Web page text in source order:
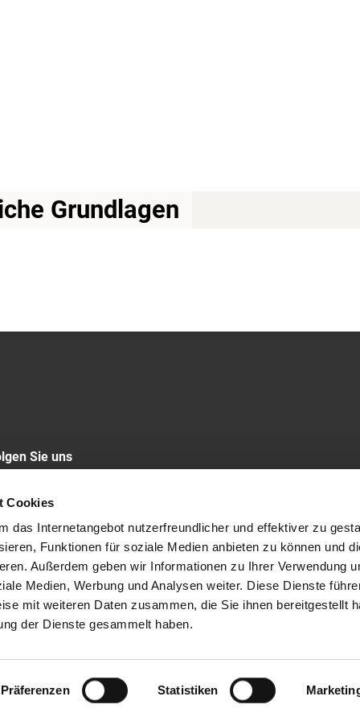
Cookies
das Internetangebot nutzerfreundlicher und effektiver zu
Funktionen für soziale Medien anbieten zu können und
Außerdem geben wir Informationen zu Ihrer Verwendung
Medien, Werbung und Analysen weiter. Diese Dienste
mit weiteren Daten zusammen, die Sie ihnen bereitgestellt
der Dienste gesammelt haben.
Präferenzen Statistiken
Grundlagen
Sie uns
LINKEDIN
Cookie-Policy